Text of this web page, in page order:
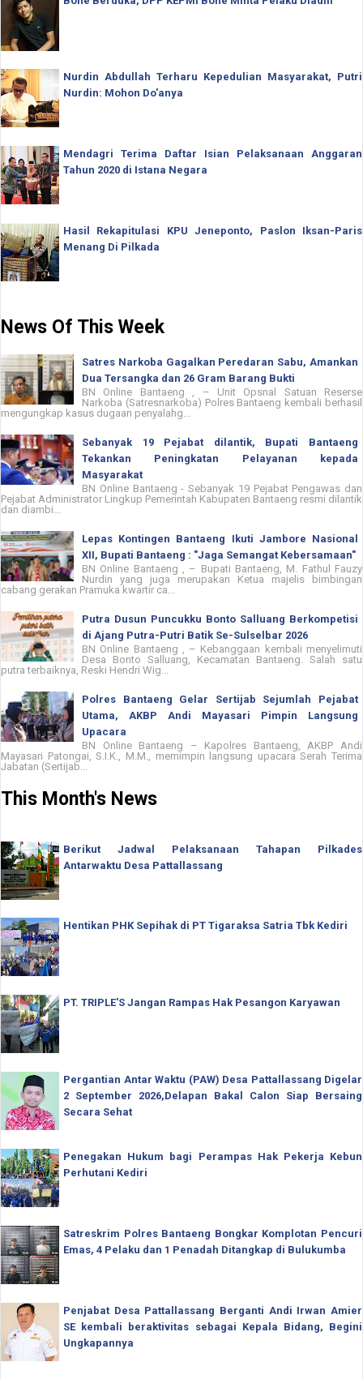
Nurdin Abdullah Terharu Kepedulian Masyarakat, Putri
Nurdin: Mohon Do'anya
Mendagri Terima Daftar Isian Pelaksanaan Anggaran
Tahun 2020 di Istana Negara
Hasil Rekapitulasi KPU Jeneponto, Paslon Iksan-Paris
Menang Di Pilkada
News Of This Week
Satres Narkoba Gagalkan Peredaran Sabu, Amankan
Dua Tersangka dan 26 Gram Barang Bukti
BN Online Bantaeng , – Unit Opsnal Satuan Reserse
Narkoba (Satresnarkoba) Polres Bantaeng kembali berhasil
mengungkap kasus dugaan penyalahg...
Sebanyak 19 Pejabat dilantik, Bupati Bantaeng
Tekankan Peningkatan Pelayanan kepada
Masyarakat
BN Online Bantaeng - Sebanyak 19 Pejabat Pengawas dan
Pejabat Administrator Lingkup Pemerintah Kabupaten Bantaeng resmi dilantik
dan diambi...
Lepas Kontingen Bantaeng Ikuti Jambore Nasional
XII, Bupati Bantaeng : "Jaga Semangat Kebersamaan"
BN Online Bantaeng , – Bupati Bantaeng, M. Fathul Fauzy
Nurdin yang juga merupakan Ketua majelis bimbingan
cabang gerakan Pramuka kwartir ca...
Putra Dusun Puncukku Bonto Salluang Berkompetisi
di Ajang Putra-Putri Batik Se-Sulselbar 2026
BN Online Bantaeng , – Kebanggaan kembali menyelimuti
Desa Bonto Salluang, Kecamatan Bantaeng. Salah satu
putra terbaiknya, Reski Hendri Wig...
Polres Bantaeng Gelar Sertijab Sejumlah Pejabat
Utama, AKBP Andi Mayasari Pimpin Langsung
Upacara
BN Online Bantaeng – Kapolres Bantaeng, AKBP Andi
Mayasari Patongai, S.I.K., M.M., memimpin langsung upacara Serah Terima
Jabatan (Sertijab...
This Month's News
Berikut Jadwal Pelaksanaan Tahapan Pilkades
Antarwaktu Desa Pattallassang
Hentikan PHK Sepihak di PT Tigaraksa Satria Tbk Kediri
PT. TRIPLE'S Jangan Rampas Hak Pesangon Karyawan
Pergantian Antar Waktu (PAW) Desa Pattallassang Digelar
2 September 2026,Delapan Bakal Calon Siap Bersaing
Secara Sehat
Penegakan Hukum bagi Perampas Hak Pekerja Kebun
Perhutani Kediri
Satreskrim Polres Bantaeng Bongkar Komplotan Pencuri
Emas, 4 Pelaku dan 1 Penadah Ditangkap di Bulukumba
Penjabat Desa Pattallassang Berganti Andi Irwan Amier
SE kembali beraktivitas sebagai Kepala Bidang, Begini
Ungkapannya